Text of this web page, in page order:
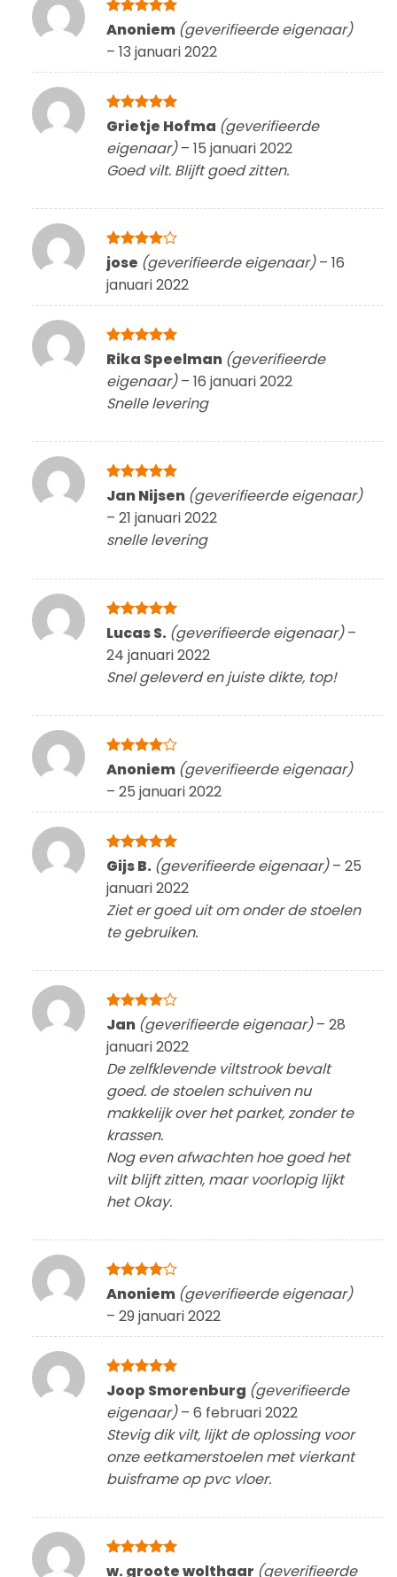
Gewaardeerd
Anoniem (geverifieerde eigenaar)
– 13 januari 2022
Gewaardeerd
uit 5
Grietje Hofma (geverifieerde
eigenaar) – 15 januari 2022
Goed vilt. Blijft goed zitten.
Gewaardeerd
4
uit 5
jose (geverifieerde eigenaar) – 16
januari 2022
Gewaardeerd
Rika Speelman (geverifieerde
eigenaar) – 16 januari 2022
Snelle levering
Gewaardeerd
Jan Nijsen (geverifieerde eigenaar)
– 21 januari 2022
snelle levering
Gewaardeerd
Lucas S. (geverifieerde eigenaar) –
24 januari 2022
Snel geleverd en juiste dikte, top!
Gewaardeerd
Anoniem (geverifieerde eigenaar)
– 25 januari 2022
Gewaardeerd
uit 5
Gijs B. (geverifieerde eigenaar) – 25
januari 2022
Ziet er goed uit om onder de stoelen
te gebruiken.
Gewaardeerd
uit 5
Jan (geverifieerde eigenaar) – 28
januari 2022
De zelfklevende viltstrook bevalt
goed. de stoelen schuiven nu
makkelijk over het parket, zonder te
krassen.
Nog even afwachten hoe goed het
vilt blijft zitten, maar voorlopig lijkt
het Okay.
Gewaardeerd
Anoniem (geverifieerde eigenaar)
– 29 januari 2022
Gewaardeerd
uit 5
Joop Smorenburg (geverifieerde
eigenaar) – 6 februari 2022
Stevig dik vilt, lijkt de oplossing voor
onze eetkamerstoelen met vierkant
buisframe op pvc vloer.
Gewaardeerd
w. groote wolthaar (geverifieerde